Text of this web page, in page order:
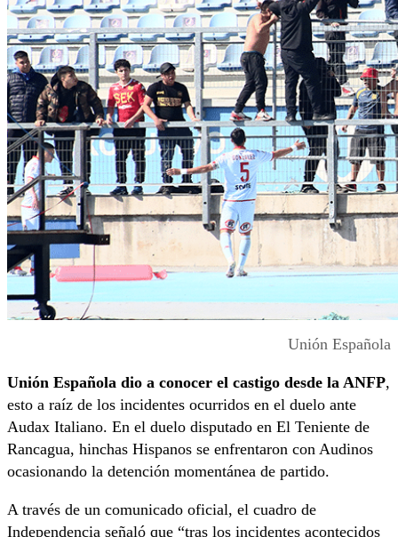
Unión Española
Unión Española dio a conocer el castigo desde la ANFP,
esto a raíz de los incidentes ocurridos en el duelo ante
Audax Italiano. En el duelo disputado en El Teniente de
Rancagua, hinchas Hispanos se enfrentaron con Audinos
ocasionando la detención momentánea de partido.
A través de un comunicado oficial, el cuadro de
Independencia señaló que “tras los incidentes acontecidos